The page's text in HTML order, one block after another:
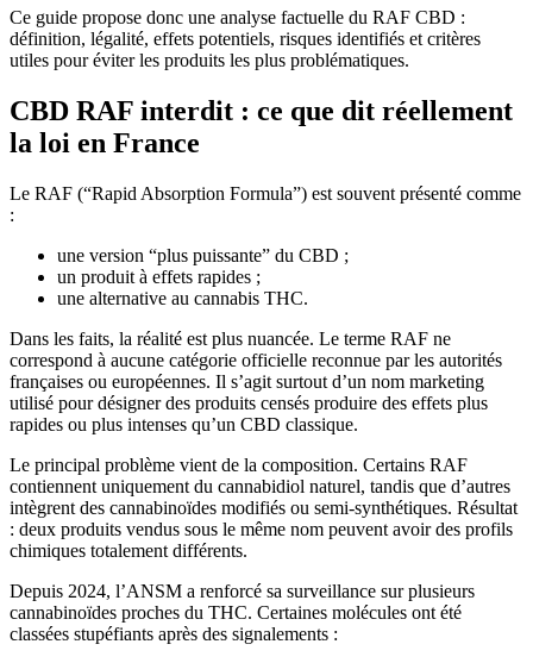
Ce guide propose donc une analyse factuelle du RAF CBD :
définition, légalité, effets potentiels, risques identifiés et critères
utiles pour éviter les produits les plus problématiques.
CBD RAF interdit : ce que dit réellement
la loi en France
Le RAF (“Rapid Absorption Formula”) est souvent présenté comme
:
une version “plus puissante” du CBD ;
un produit à effets rapides ;
une alternative au cannabis THC.
Dans les faits, la réalité est plus nuancée. Le terme RAF ne
correspond à aucune catégorie officielle reconnue par les autorités
françaises ou européennes. Il s’agit surtout d’un nom marketing
utilisé pour désigner des produits censés produire des effets plus
rapides ou plus intenses qu’un CBD classique.
Le principal problème vient de la composition. Certains RAF
contiennent uniquement du cannabidiol naturel, tandis que d’autres
intègrent des cannabinoïdes modifiés ou semi-synthétiques. Résultat
: deux produits vendus sous le même nom peuvent avoir des profils
chimiques totalement différents.
Depuis 2024, l’ANSM a renforcé sa surveillance sur plusieurs
cannabinoïdes proches du THC. Certaines molécules ont été
classées stupéfiants après des signalements :